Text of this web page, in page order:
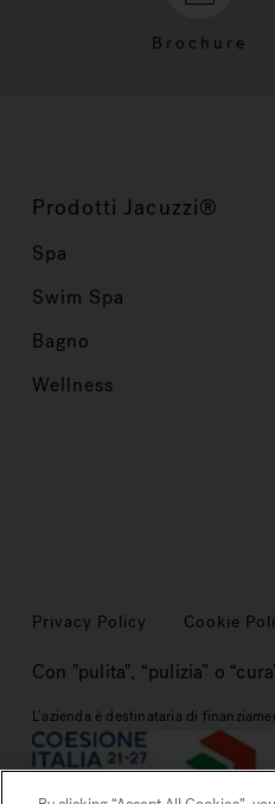
Brochure
Prodotti Jacuzzi®
Spa
Swim Spa
Bagno
Wellness
Privacy Policy Cookie
Con "pulita", “pulizia” o
L’azienda è destinataria di